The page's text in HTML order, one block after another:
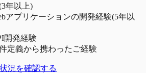
年以上)
アプリケーションの開発経験(5年以
開発経験
定義から携わったご経験
況を確認する